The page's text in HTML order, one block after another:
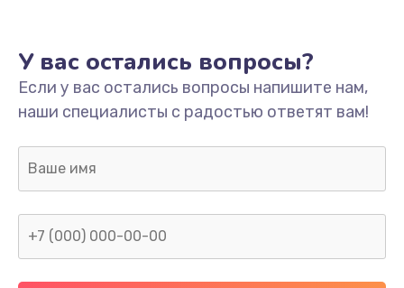
У вас остались вопросы?
Если у вас остались вопросы напишите нам,
наши специалисты с радостью ответят вам!